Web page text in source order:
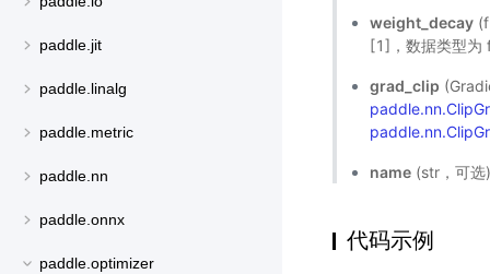
paddle.jit
paddle.linalg
paddle.metric
paddle.nn
paddle.onnx
paddle.optimizer
weight_decay
[1]，数据类型为
grad_clip
name (str，可
代码示例